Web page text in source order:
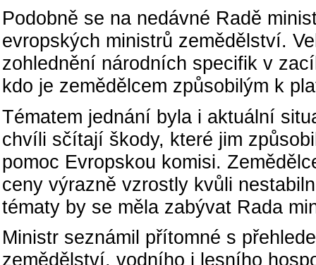
Podobně se na nedávné Radě
evropských ministrů zemědělství.
zohlednění národních specifik v
kdo je zemědělcem způsobilým k
Tématem jednání byla i aktuální
chvíli sčítají škody, které jim
pomoc Evropskou komisi.
ceny výrazně vzrostly kvůli
tématy by se měla zabývat Rada
Ministr seznámil přítomné s
zemědělství, vodního i lesního